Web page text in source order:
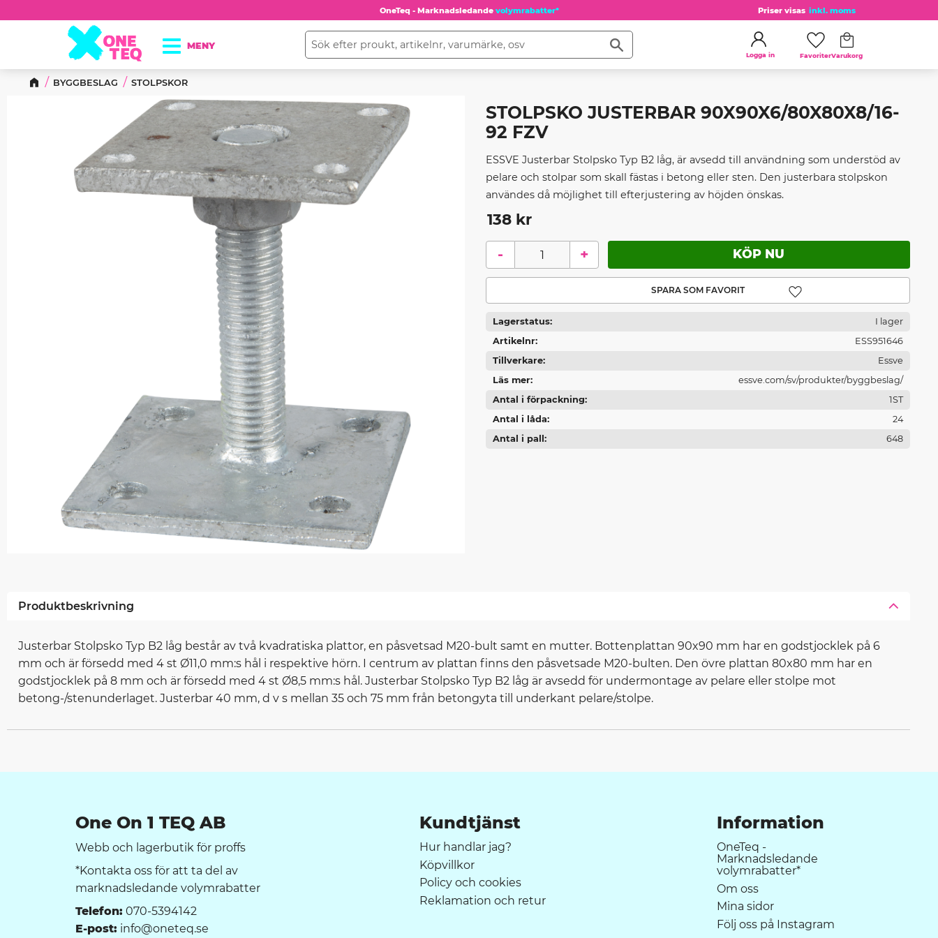
Priser visas inkl. moms
OneTeq - Marknadsledande volymrabatter*
Logga in
Favoriter
Kundvagn
BYGGBESLAG STOLPSKOR
STOLPSKO JUSTERBAR 90X90X6/80X80X8/16-
92 FZV
ESSVE Justerbar Stolpsko Typ B2 låg, är avsedd till användning som understöd av
pelare och stolpar som skall fästas i betong eller sten. Den justerbara stolpskon
användes då möjlighet till efterjustering av höjden önskas.
138kr
+
-
Lägg till i favoriter
Lagerstatus
I lager
Artikelnr
ESS951646
Tillverkare
Essve
Läs mer
essve.com/sv/produkter/byggbeslag/
Antal i förpackning
1ST
Antal i låda
24
Antal i pall
648
Produktbeskrivning
Justerbar Stolpsko Typ B2 låg består av två kvadratiska plattor, en påsvetsad M20-bult samt en mutter. Bottenplattan 90x90 mm har en godstjocklek på 6
mm och är försedd med 4 st Ø11,0 mm:s hål i respektive hörn. I centrum av plattan finns den påsvetsade M20-bulten. Den övre plattan 80x80 mm har en
godstjocklek på 8 mm och är försedd med 4 st Ø8,5 mm:s hål. Justerbar Stolpsko Typ B2 låg är avsedd för undermontage av pelare eller stolpe mot
betong-/stenunderlaget. Justerbar 40 mm, d v s mellan 35 och 75 mm från betongyta till underkant pelare/stolpe.
One On 1 TEQ AB
Webb och lagerbutik för proffs
*Kontakta oss för att ta del av
marknadsledande volymrabatter
Telefon: 070-5394142
E-post: info@oneteq.se
Kundtjänst
Hur handlar jag?
Köpvillkor
Policy och cookies
Reklamation och retur
Information
OneTeq -
Marknadsledande
volymrabatter*
Om oss
Mina sidor
Följ oss på Instagram